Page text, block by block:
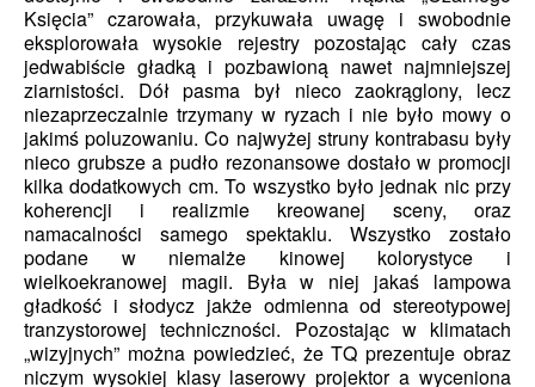
Księcia” czarowała, przykuwała uwagę i swobodnie
eksplorowała wysokie rejestry pozostając cały czas
jedwabiście gładką i pozbawioną nawet najmniejszej
ziarnistości. Dół pasma był nieco zaokrąglony, lecz
niezaprzeczalnie trzymany w ryzach i nie było mowy o
jakimś poluzowaniu. Co najwyżej struny kontrabasu były
nieco grubsze a pudło rezonansowe dostało w promocji
kilka dodatkowych cm. To wszystko było jednak nic przy
koherencji i realizmie kreowanej sceny, oraz
namacalności samego spektaklu. Wszystko zostało
podane w niemalże kinowej kolorystyce i
wielkoekranowej magii. Była w niej jakaś lampowa
gładkość i słodycz jakże odmienna od stereotypowej
tranzystorowej techniczności. Pozostając w klimatach
„wizyjnych” można powiedzieć, że TQ prezentuje obraz
niczym wysokiej klasy laserowy projektor a wyceniona